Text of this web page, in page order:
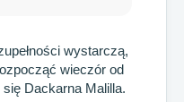
wystarczą,
wieczór od
Dackarna Malilla.